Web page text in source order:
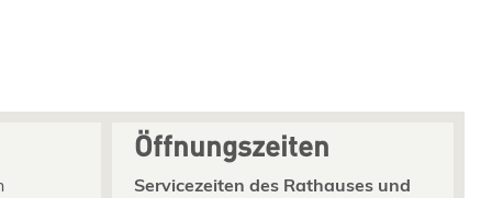
Öffnungszeiten
Servicezeiten des Rathauses und